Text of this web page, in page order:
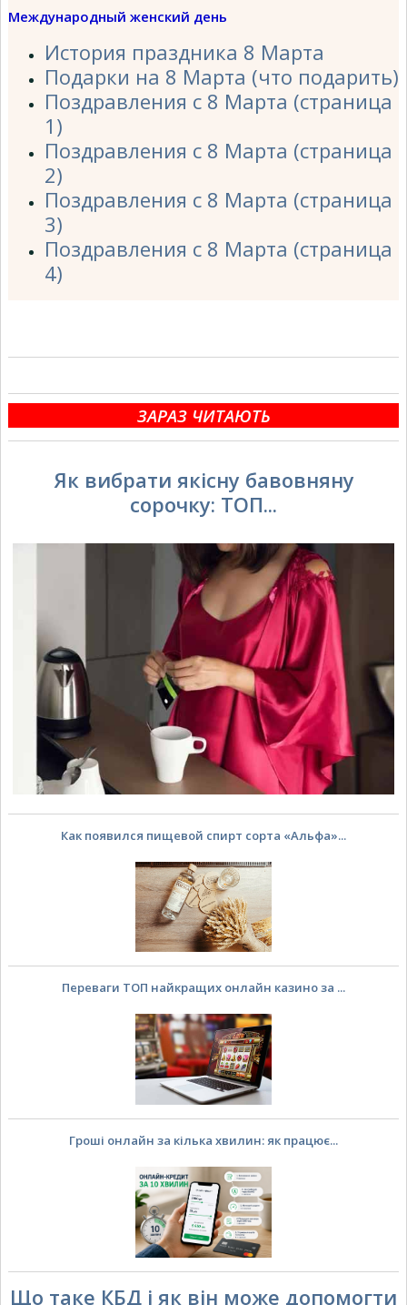
Международный женский день
История праздника 8 Марта
Подарки на 8 Марта (что подарить)
Поздравления с 8 Марта (страница
1)
Поздравления с 8 Марта (страница
2)
Поздравления с 8 Марта (страница
3)
Поздравления с 8 Марта (страница
4)
ЗАРАЗ ЧИТАЮТЬ
Як вибрати якісну бавовняну
сорочку: ТОП...
Как появился пищевой спирт сорта «Альфа»...
Переваги ТОП найкращих онлайн казино за ...
Гроші онлайн за кілька хвилин: як працює...
Що таке КБД і як він може допомогти